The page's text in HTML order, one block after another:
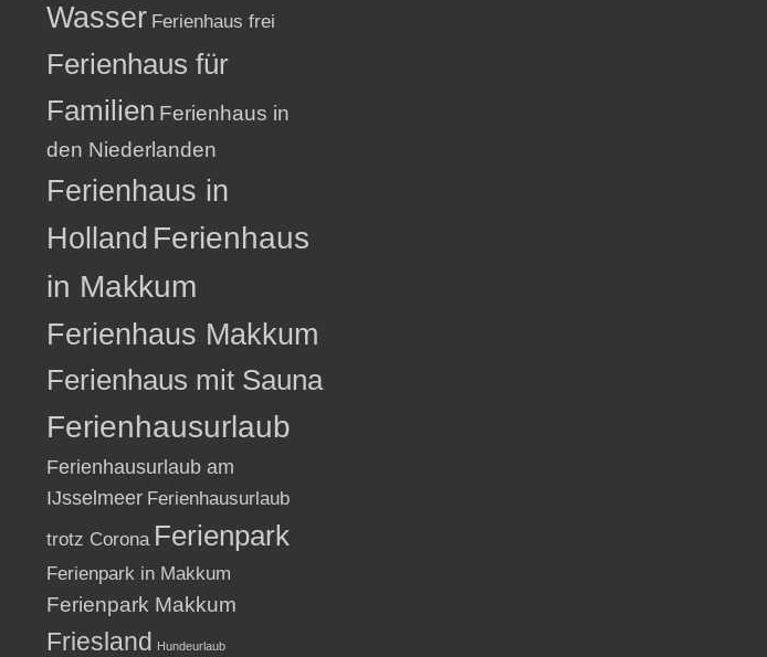
Wasser Ferienhaus frei
Ferienhaus für
Familien Ferienhaus in
den Niederlanden
Ferienhaus in
Holland Ferienhaus
in Makkum
Ferienhaus Makkum
Ferienhaus mit Sauna
Ferienhausurlaub
Ferienhausurlaub am
IJsselmeer Ferienhausurlaub
trotz Corona Ferienpark
Ferienpark in Makkum
Ferienpark Makkum
Friesland Hundeurlaub